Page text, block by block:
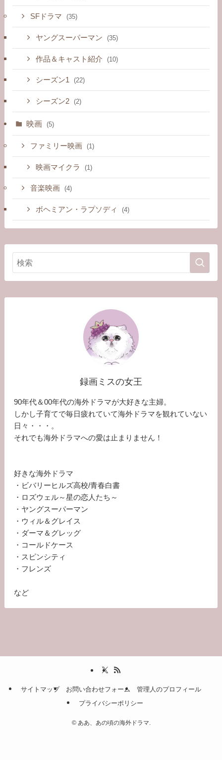
SFドラマ (35)
ヤングスーパーマン (35)
作品＆キャスト紹介 (10)
シーズン1 (22)
シーズン2 (2)
映画 (5)
ファミリー映画 (1)
映画マイクラ (1)
音楽映画 (4)
ボヘミアン・ラプソディ (4)
録画ミスの女王
90年代＆00年代の海外ドラマが大好きな主婦。
しかし子育てで毎日疲れていて海外ドラマを観れていない
日々・・・。
それでも海外ドラマへの愛は止まりません！
好きな海外ドラマ
・ビバリーヒルズ高校/青春白書
・ロズウェル～星の恋人たち～
・ヤングスーパーマン
・ウィル＆グレイス
・ダーマ＆グレッグ
・コールドケース
・スピンシティ
・フレンズ
など
サイトマップ お問い合わせフォーム
管理人のプロフィール
プライバシーポリシー
©ああ、あの頃の海外ドラマ.